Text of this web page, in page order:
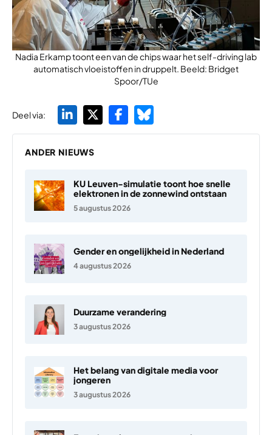
Nadia Erkamp toont een van de chips waar het self-driving lab
automatisch vloeistoffen in druppelt. Beeld: Bridget
Spoor/TUe
Deel via:
ANDER NIEUWS
KU Leuven-simulatie toont hoe snelle
elektronen in de zonnewind ontstaan
5 augustus 2026
Gender en ongelijkheid in Nederland
4 augustus 2026
Duurzame verandering
3 augustus 2026
Het belang van digitale media voor
jongeren
3 augustus 2026